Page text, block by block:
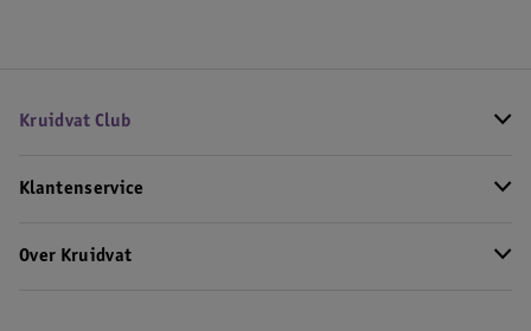
Kruidvat Club
Klantenservice
Over Kruidvat